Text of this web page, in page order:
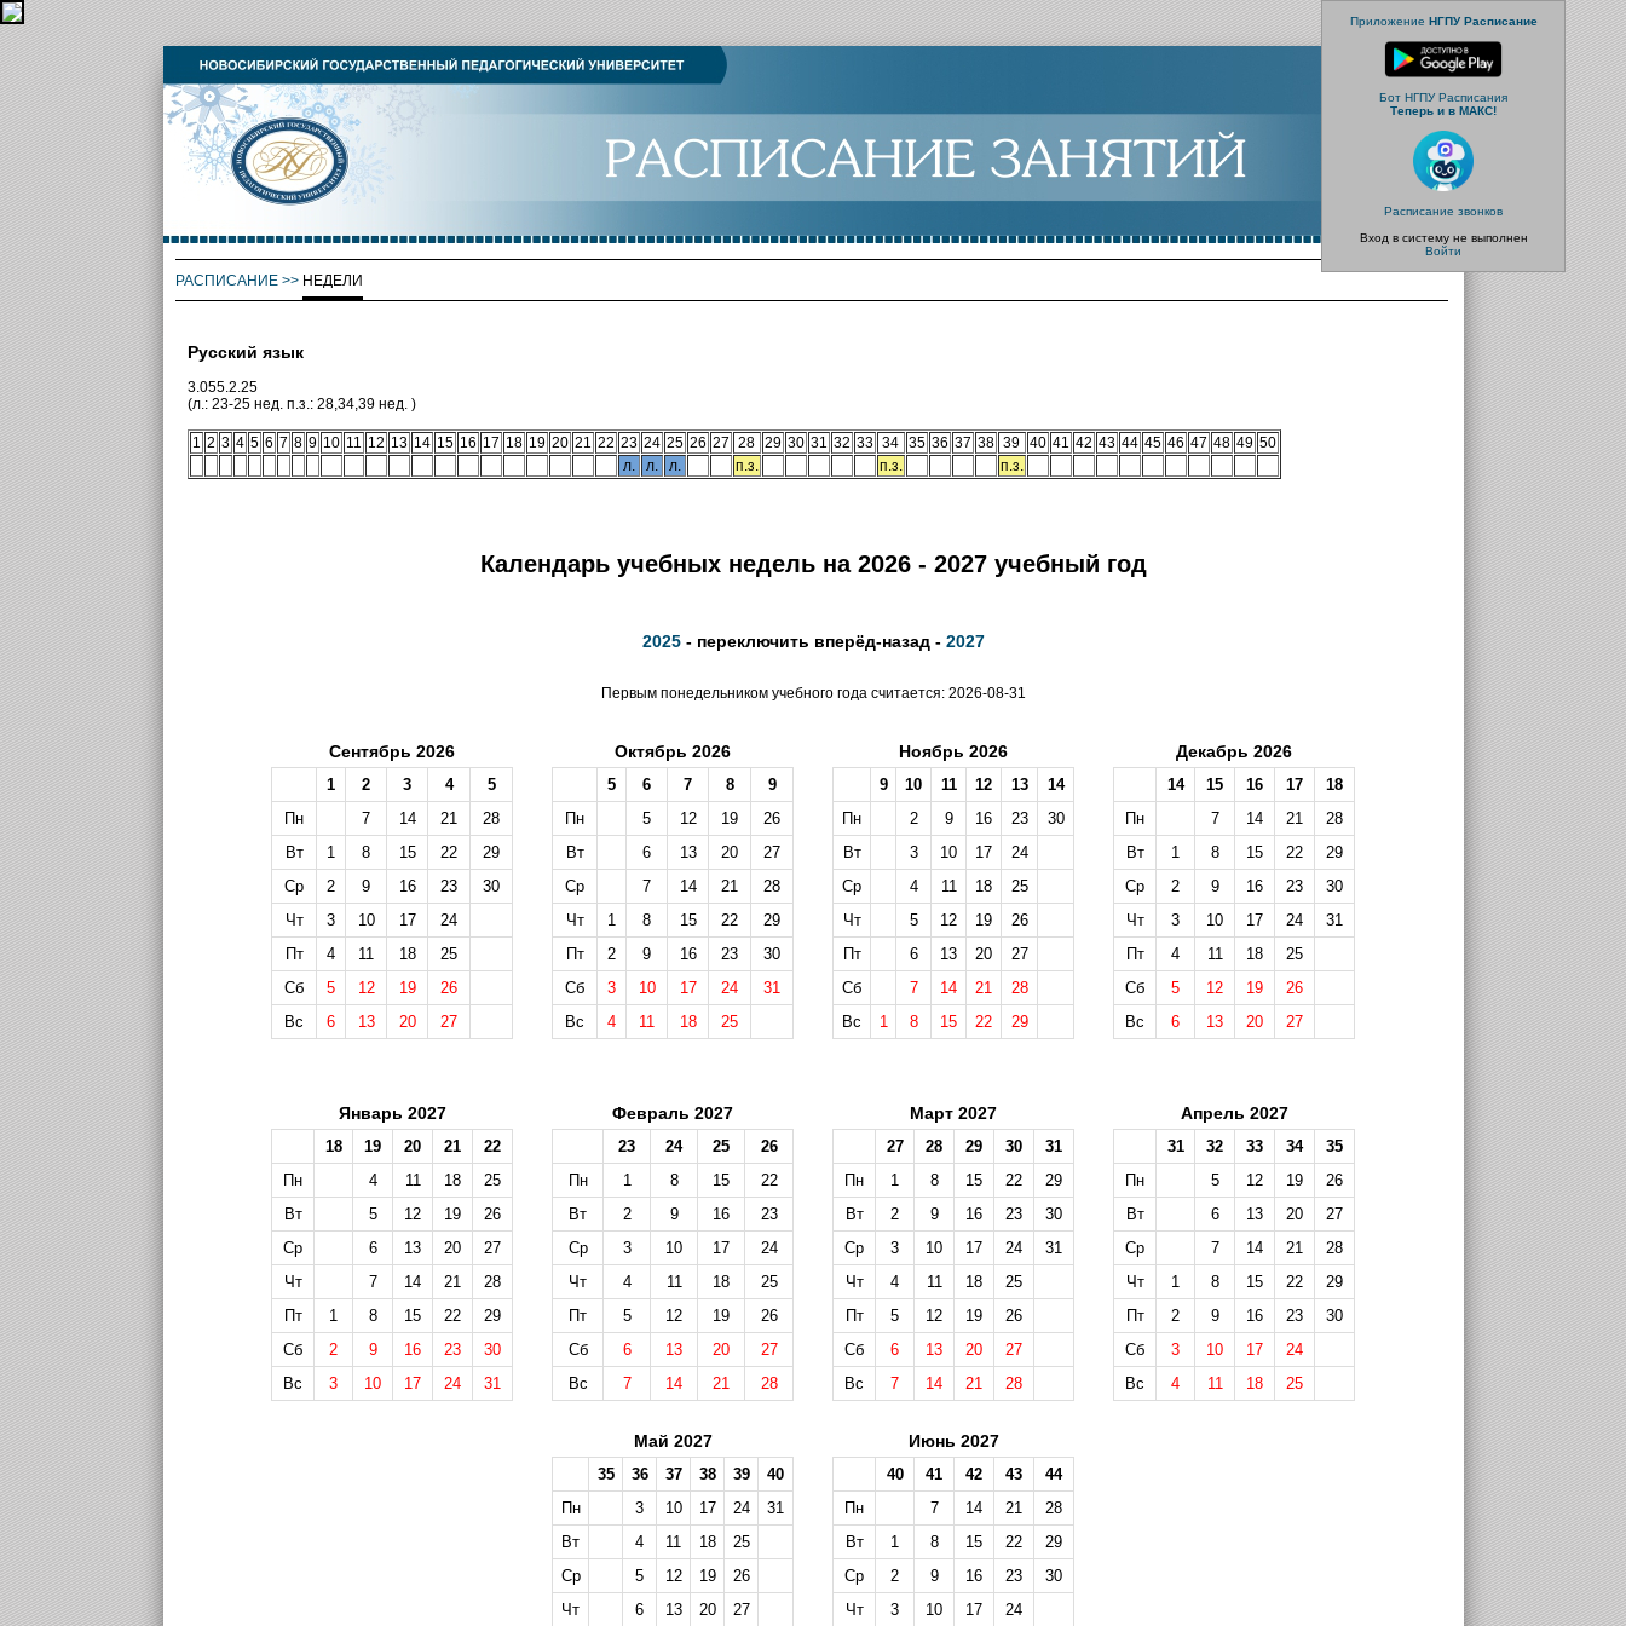
Приложение НГПУ Расписание
Бот НГПУ Расписания
Теперь и в МАКС!
Расписание звонков
Вход в систему не выполнен
Войти
РАСПИСАНИЕ>> НЕДЕЛИ
Русский язык
3.055.2.25
(л.: 23-25 нед. п.з.: 28,34,39 нед. )
1 2 3 4 5 6 7 8 9 10 11 12 13 14 15 16 17 18 19 20 21 22 23 24 25 26 27 28 29 30 31 32 33 34 35 36 37 38 39 40 41 42 43 44 45 46 47 48 49 50
л.
л. л. п.з. п.з. п.з.
Календарь учебных недель на 2026 - 2027 учебный год
2025- переключить вперёд-назад - 2027
Первым понедельником учебного года считается: 2026-08-31
Сентябрь 2026
1 2 3 4
5
Пн
7 14 21
28
Вт
1 8 15 22
29
Ср
2 9 16 23
30
Чт
3 10 17
24
Пт
4 11 18
25
Сб
5 12 19
26
Вс
6 13 20 27
Октябрь 2026
5 6 7 8
9
Пн
5 12 19
26
Вт
6 13 20
27
Ср
7 14 21
28
Чт
1 8 15 22
29
Пт
2 9 16 23
30
Сб
3 10 17 24
31
Вс
4 11 18 25
Ноябрь 2026
9 10 11 12 13
14
Пн
2 9 16 23
30
Вт
3 10 17
24
Ср
4 11 18
25
Чт
5 12 19
26
Пт
6 13 20
27
Сб
7 14 21
28
Вс
1 8 15 22 29
Декабрь 2026
14 15 16 17
18
Пн
7 14 21
28
Вт
1 8 15 22
29
Ср
2 9 16 23
30
Чт
3 10 17 24
31
Пт
4 11 18
25
Сб
5 12 19
26
Вс
6 13 20 27
Январь 2027
18 19 20 21
22
Пн
4 11 18
25
Вт
5 12 19
26
Ср
6 13 20
27
Чт
7 14 21
28
Пт
1 8 15 22
29
Сб
2 9 16 23
30
Вс
3 10 17 24 31
Февраль 2027
23 24 25
26
Пн
1 8 15
22
Вт
2 9 16
23
Ср
3 10 17
24
Чт
4 11 18
25
Пт
5 12 19
26
Сб
6 13 20
27
Вс
7 14 21 28
Март 2027
27 28 29 30
31
Пн
1 8 15 22
29
Вт
2 9 16 23
30
Ср
3 10 17 24
31
Чт
4 11 18
25
Пт
5 12 19
26
Сб
6 13 20
27
Вс
7 14 21 28
Апрель 2027
31 32 33 34
35
Пн
5 12 19
26
Вт
6 13 20
27
Ср
7 14 21
28
Чт
1 8 15 22
29
Пт
2 9 16 23
30
Сб
3 10 17
24
Вс
4 11 18 25
Май 2027
35 36 37 38 39
40
Пн
3 10 17 24
31
Вт
4 11 18
25
Ср
5 12 19
26
Чт
6 13 20 27
Июнь 2027
40 41 42 43
44
Пн
7 14 21
28
Вт
1 8 15 22
29
Ср
2 9 16 23
30
Чт
3 10 17 24